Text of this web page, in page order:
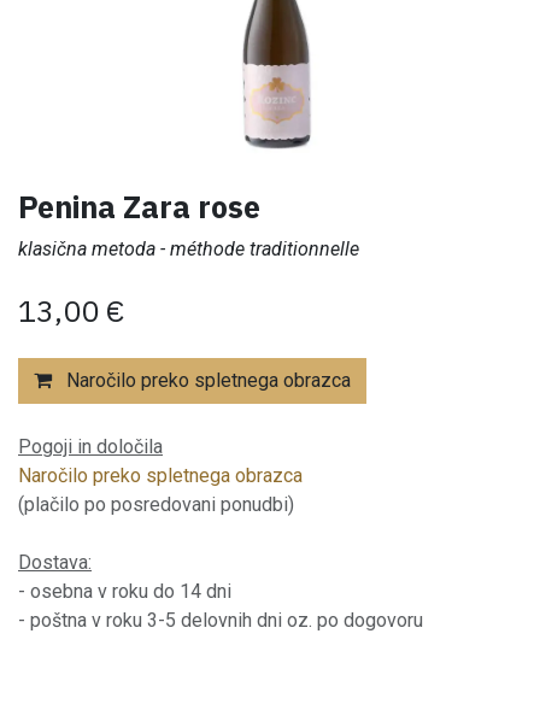
Penina Zara rose
klasična metoda - méthode traditionnelle
13,00 €
Naročilo preko spletnega obrazca
Pogoji in določila
Naročilo preko spletnega obrazca
(plačilo po posredovani ponudbi)
Dostava:
- osebna v roku do 14 dni
- poštna v roku 3-5 delovnih dni oz. po dogovoru